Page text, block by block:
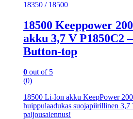
18350 / 18500
18500 Keeppower
akku 3,7 V P1850C2
Button-top
0 out of 5
(0)
18500 Li-Ion akku KeepPower
huippulaadukas suojapiirillinen
paljousalennus!